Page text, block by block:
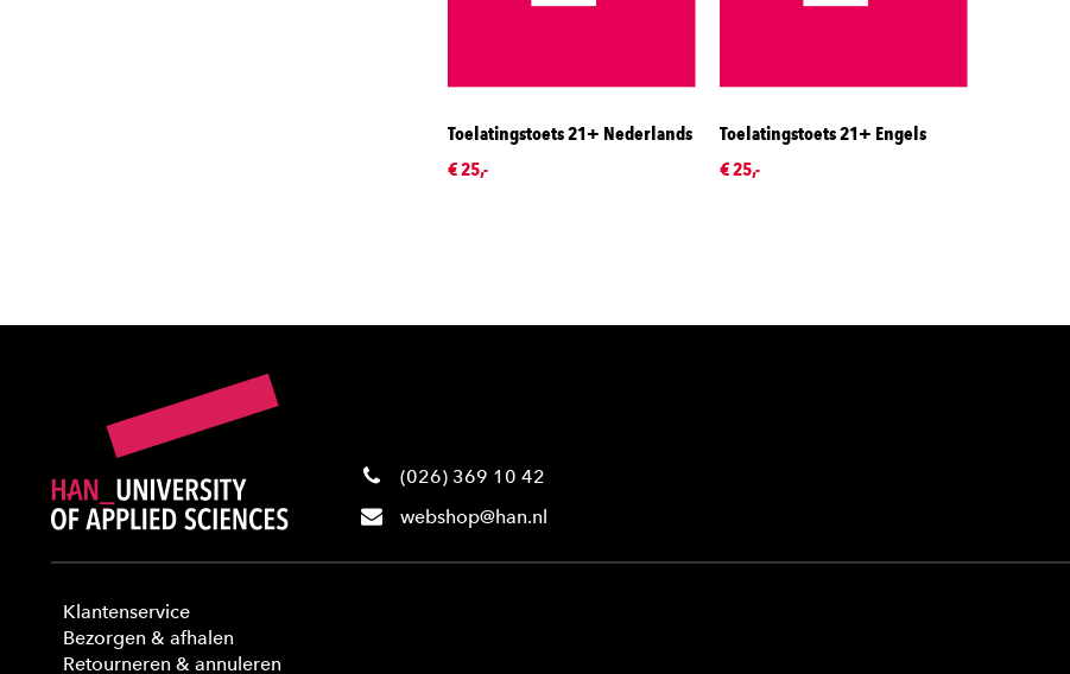
Toelatingstoets 21+ Nederlands
€ 25,-
Toelatingstoets 21+ Engels
€ 25,-
(026) 369 10 42
webshop@han.nl
Klantenservice
Bezorgen & afhalen
Retourneren & annuleren